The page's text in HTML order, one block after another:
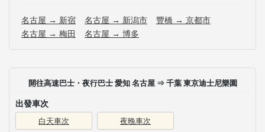
名古屋 → 新宿 名古屋 → 新潟市
豐橋 → 京都市
名古屋 → 梅田
名古屋 → 博多
開往高速巴士・夜行巴士 愛知 名古屋 ⇒ 千葉 東京迪士尼樂園
出發車次
白天車次 夜晚車次